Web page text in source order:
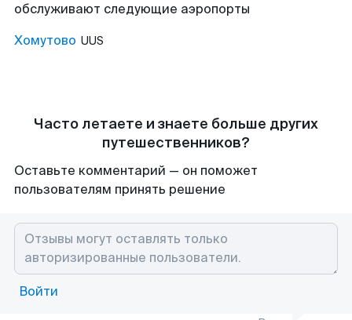
обслуживают следующие аэропорты
Хомутово UUS
Часто летаете и знаете больше других
путешественников?
Оставьте комментарий — он поможет
пользователям принять решение
Войти